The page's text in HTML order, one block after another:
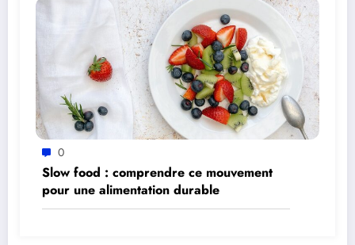
0
Slow food : comprendre ce mouvement
pour une alimentation durable